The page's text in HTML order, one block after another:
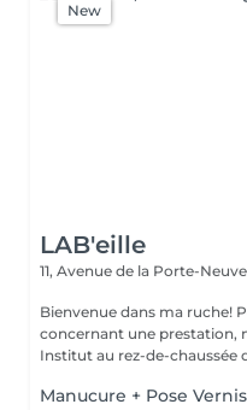
New
LAB'eille
11, Avenue de la Porte-Neuve
Bienvenue dans ma ruche!
concernant une prestation,
Institut au rez-de-chaussée
Manucure + Pose